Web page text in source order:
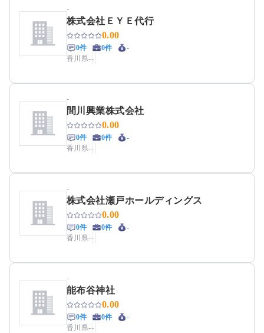
-
株式会社ＥＹＥ代行
0.00
0件 0件
-
香川県--
-
間川興業株式会社
0.00
0件 0件
-
香川県--
-
株式会社瀬戸ホールディングス
0.00
0件 0件
-
香川県--
-
能布谷神社
0.00
0件 0件
-
香川県--